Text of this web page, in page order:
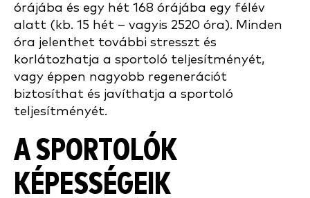
órájába és egy hét 168 órájába egy félév
alatt (kb. 15 hét – vagyis 2520 óra). Minden
óra jelenthet további stresszt és
korlátozhatja a sportoló teljesítményét,
vagy éppen nagyobb regenerációt
biztosíthat és javíthatja a sportoló
teljesítményét.
A SPORTOLÓK
KÉPESSÉGEIK